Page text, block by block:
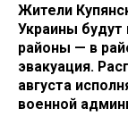
Жители
Украины
районы — в
эвакуация.
августа
военной